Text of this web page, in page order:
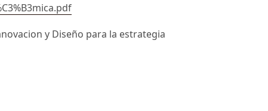
y Diseño para la estrategia